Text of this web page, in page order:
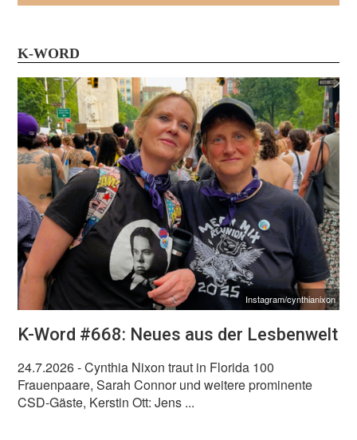
K-WORD
Instagram/cynthianixon
K-Word #668: Neues aus der Lesbenwelt
24.7.2026- Cynthia Nixon traut in Florida 100
Frauenpaare, Sarah Connor und weitere prominente
CSD-Gäste, Kerstin Ott: Jens ...